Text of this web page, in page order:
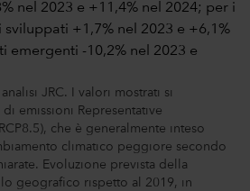
JRC. I valori mostrati si
emissioni Representative
che è generalmente inteso
climatico peggiore secondo
Evoluzione prevista della
geografico rispetto al 2019, in